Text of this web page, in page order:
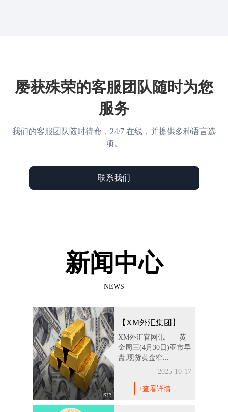
屡获殊荣的客服团队随时为您
服务
我们的客服团队随时待命，24/7 在线，并提供多种语言选
项。
联系我们
新闻中心
NEWS
【XM外汇集团】黄金交易提醒:特朗普关税
XM外汇官网讯——黄
金周三(4月30日)亚市早
盘,现货黄金窄...
2025-10-17
+查看详情